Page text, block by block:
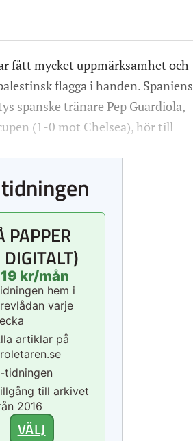
fått mycket uppmärksamhet och
flagga i handen. Spaniens
spanske tränare Pep Guardiola,
(1-0 mot Chelsea), hör till
PAPPER
kr/mån
hem i
varje
artiklar på
tidningen
till arkivet
2016
VÄLJ